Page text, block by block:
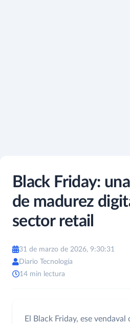
Black Friday:
de madurez
sector retail
31 de marzo de 2026, 9:30:31
Diario Tecnología
14 min lectura
El Black Friday, ese